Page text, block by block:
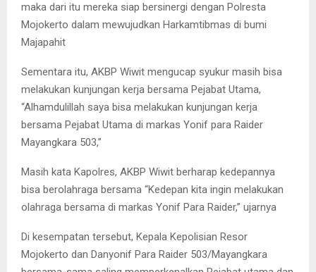
maka dari itu mereka siap bersinergi dengan Polresta
Mojokerto dalam mewujudkan Harkamtibmas di bumi
Majapahit
Sementara itu, AKBP Wiwit mengucap syukur masih bisa
melakukan kunjungan kerja bersama Pejabat Utama,
“Alhamdulillah saya bisa melakukan kunjungan kerja
bersama Pejabat Utama di markas Yonif para Raider
Mayangkara 503,”
Masih kata Kapolres, AKBP Wiwit berharap kedepannya
bisa berolahraga bersama “Kedepan kita ingin melakukan
olahraga bersama di markas Yonif Para Raider,” ujarnya
Di kesempatan tersebut, Kepala Kepolisian Resor
Mojokerto dan Danyonif Para Raider 503/Mayangkara